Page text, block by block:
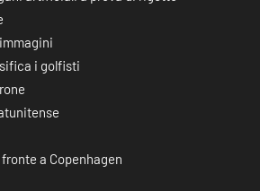
i golfisti
a Copenhagen